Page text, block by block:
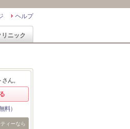
ヘルプ
ニック
ん。
料）
ィーなら